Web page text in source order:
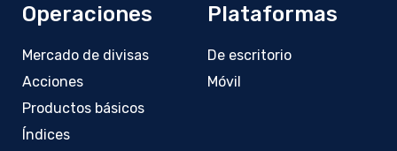
Operaciones
Mercado de divisas
Acciones
Productos básicos
Índices
Plataformas
De escritorio
Móvil